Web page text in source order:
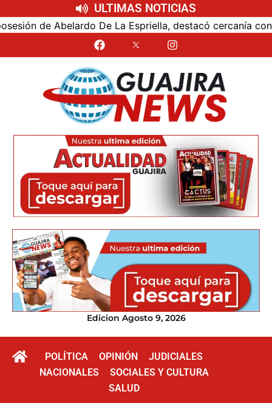
ULTIMAS NOTICIAS
de Abelardo De La Espriella, destacó cercanía con el
Edicion Agosto 9, 2026
POLÍTICA OPINIÓN
JUDICIALES
NACIONALES
SOCIALES Y CULTURA
SALUD